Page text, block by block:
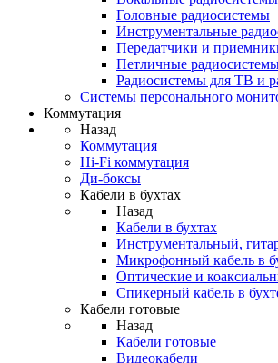
Головные радиосистемы
Инструментальные
Передатчики и
Петличные
Радиосистемы для ТВ и
Системы персонального
Коммутация
Назад
Коммутация
Hi-Fi коммутация
Ди-боксы
Кабели в бухтах
Назад
Кабели в бухтах
Инструментальный,
Микрофонный кабель в
Оптические и
Спикерный кабель в
Кабели готовые
Назад
Кабели готовые
Видеокабели